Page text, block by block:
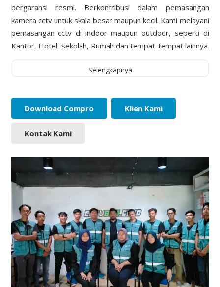
bergaransi resmi. Berkontribusi dalam pemasangan
kamera cctv untuk skala besar maupun kecil. Kami melayani
pemasangan cctv di indoor maupun outdoor, seperti di
Kantor, Hotel, sekolah, Rumah dan tempat-tempat lainnya.
Selengkapnya
Download Compro Klien Kami
Kontak Kami